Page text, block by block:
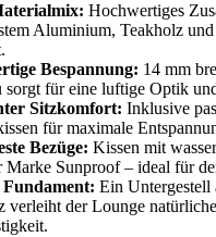
Hochwertiges
Aluminium, Teakholz
Bespannung: 14 mm
sorgt für eine luftige Optik
Sitzkomfort: Inklusive
für maximale
Bezüge: Kissen mit
Marke Sunproof – ideal für
Fundament: Ein Untergestell
verleiht der Lounge